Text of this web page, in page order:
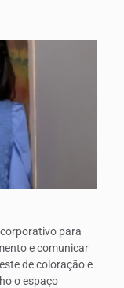
para
e comunicar
de coloração e
o espaço